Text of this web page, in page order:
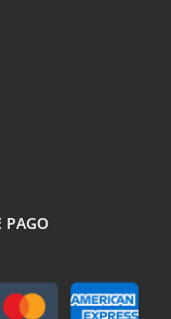
PAGO